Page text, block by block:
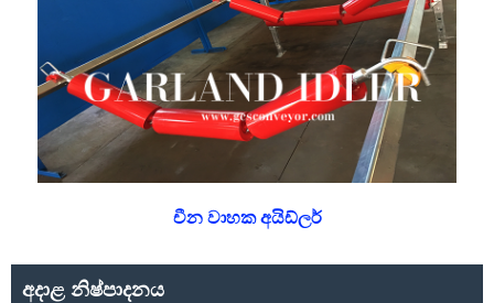
චීන වාහක අයිඩ්ලර්
අදාළ නිෂ්පාදනය